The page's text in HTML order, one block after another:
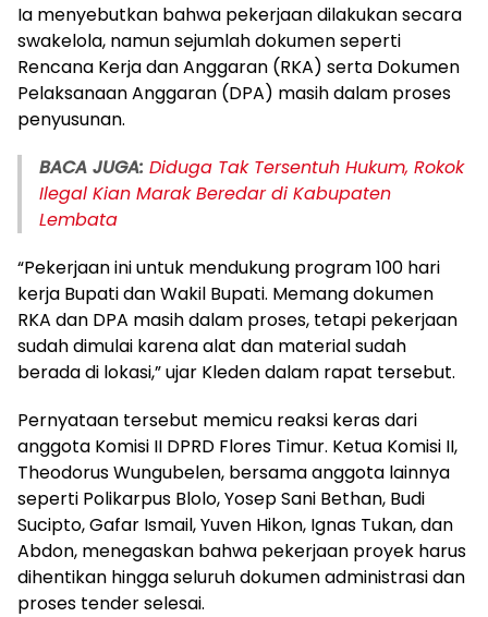
Ia menyebutkan bahwa pekerjaan dilakukan secara
swakelola, namun sejumlah dokumen seperti
Rencana Kerja dan Anggaran (RKA) serta Dokumen
Pelaksanaan Anggaran (DPA) masih dalam proses
penyusunan.
BACA JUGA: Diduga Tak Tersentuh Hukum, Rokok
Ilegal Kian Marak Beredar di Kabupaten
Lembata
“Pekerjaan ini untuk mendukung program 100 hari
kerja Bupati dan Wakil Bupati. Memang dokumen
RKA dan DPA masih dalam proses, tetapi pekerjaan
sudah dimulai karena alat dan material sudah
berada di lokasi,” ujar Kleden dalam rapat tersebut.
Pernyataan tersebut memicu reaksi keras dari
anggota Komisi II DPRD Flores Timur. Ketua Komisi II,
Theodorus Wungubelen, bersama anggota lainnya
seperti Polikarpus Blolo, Yosep Sani Bethan, Budi
Sucipto, Gafar Ismail, Yuven Hikon, Ignas Tukan, dan
Abdon, menegaskan bahwa pekerjaan proyek harus
dihentikan hingga seluruh dokumen administrasi dan
proses tender selesai.